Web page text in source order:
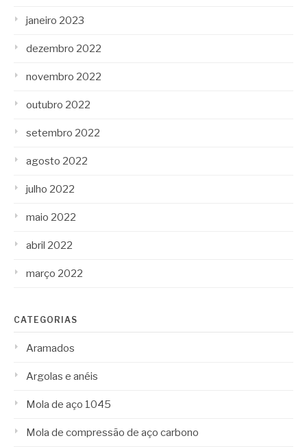
janeiro 2023
dezembro 2022
novembro 2022
outubro 2022
setembro 2022
agosto 2022
julho 2022
maio 2022
abril 2022
março 2022
CATEGORIAS
Aramados
Argolas e anéis
Mola de aço 1045
Mola de compressão de aço carbono